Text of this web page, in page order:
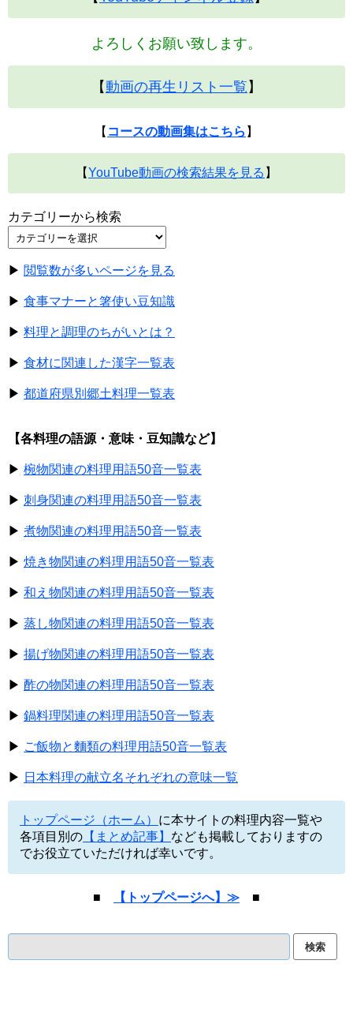
よろしくお願い致します。
【動画の再生リスト一覧 】
【 コースの動画集はこちら 】
【YouTube動画の検索結果を見る 】
カテゴリーから検索
▶ 閲覧数が多いページを見る
▶ 食事マナーと箸使い豆知識
▶ 料理と調理のちがいとは？
▶ 食材に関連した漢字一覧表
▶ 都道府県別郷土料理一覧表
【各料理の語源・意味・豆知識など】
▶ 椀物関連の料理用語50音一覧表
▶ 刺身関連の料理用語50音一覧表
▶ 煮物関連の料理用語50音一覧表
▶ 焼き物関連の料理用語50音一覧表
▶ 和え物関連の料理用語50音一覧表
▶ 蒸し物関連の料理用語50音一覧表
▶ 揚げ物関連の料理用語50音一覧表
▶ 酢の物関連の料理用語50音一覧表
▶ 鍋料理関連の料理用語50音一覧表
▶ ご飯物と麵類の料理用語50音一覧表
▶ 日本料理の献立名それぞれの意味一覧
トップページ（ホーム） に本サイトの料理内容一覧や
各項目別の 【まとめ記事】 なども掲載しておりますの
でお役立ていただければ幸いです。
■ 【トップページへ】≫ ■